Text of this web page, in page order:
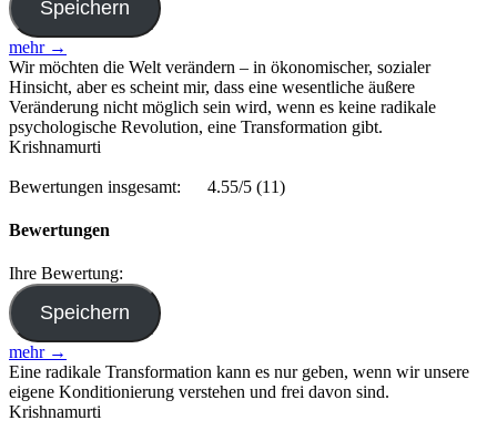
mehr →
Wir möchten die Welt verändern – in ökonomischer, sozialer
Hinsicht, aber es scheint mir, dass eine wesentliche äußere
Veränderung nicht möglich sein wird, wenn es keine radikale
psychologische Revolution, eine Transformation gibt.
Krishnamurti
Bewertungen insgesamt: 4.55/5 (11)
Bewertungen
Ihre Bewertung:
mehr →
Eine radikale Transformation kann es nur geben, wenn wir unsere
eigene Konditionierung verstehen und frei davon sind.
Krishnamurti